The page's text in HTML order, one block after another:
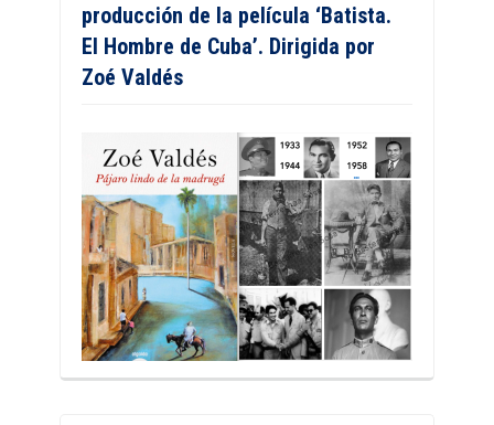
producción de la película ‘Batista.
El Hombre de Cuba’. Dirigida por
Zoé Valdés